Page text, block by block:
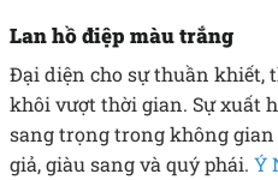
Lan hồ điệp màu trắng
Đại diện cho sự thuần khiết,
khôi vượt thời gian. Sự xuất
sang trọng trong không
giả, giàu sang và quý phái. Ý